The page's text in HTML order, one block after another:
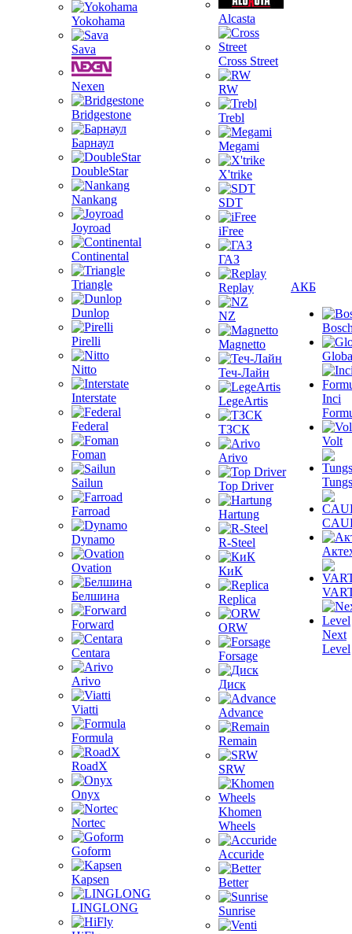
Yokohama
Sava
Nexen
Bridgestone
Барнаул
DoubleStar
Nankang
Joyroad
Continental
Triangle
Dunlop
Pirelli
Nitto
Interstate
Federal
Foman
Sailun
Farroad
Dynamo
Ovation
Белшина
Forward
Centara
Arivo
Viatti
Formula
RoadX
Onyx
Nortec
Goform
Kapsen
LINGLONG
Alcasta
Cross Street
RW
Trebl
Megami
X'trike
SDT
iFree
ГАЗ
Replay
NZ
Magnetto
Теч-Лайн
LegeArtis
ТЗСК
Arivo
Top Driver
Hartung
R-Steel
КиК
Replica
ORW
Forsage
Диск
Advance
Remain
SRW
Khomen
Wheels
Accuride
Better
Sunrise
АКБ
Inci
Volt
Next
Level